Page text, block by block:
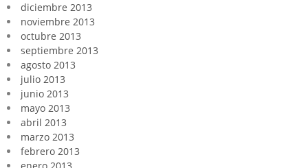
diciembre 2013
noviembre 2013
octubre 2013
septiembre 2013
agosto 2013
julio 2013
junio 2013
mayo 2013
abril 2013
marzo 2013
febrero 2013